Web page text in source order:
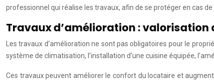
professionnel qui réalise les travaux, afin de se protéger en cas
Travaux d’amélioration : valorisation
Les travaux d’amélioration ne sont pas obligatoires pour le
système de climatisation, l’installation d’une cuisine équipée,
Ces travaux peuvent améliorer le confort du locataire et